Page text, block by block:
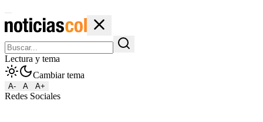
Lectura y tema
Cambiar tema
A- A A+
Redes Sociales